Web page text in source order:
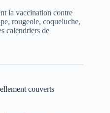
la vaccination contre
rougeole, coqueluche,
calendriers de
couverts